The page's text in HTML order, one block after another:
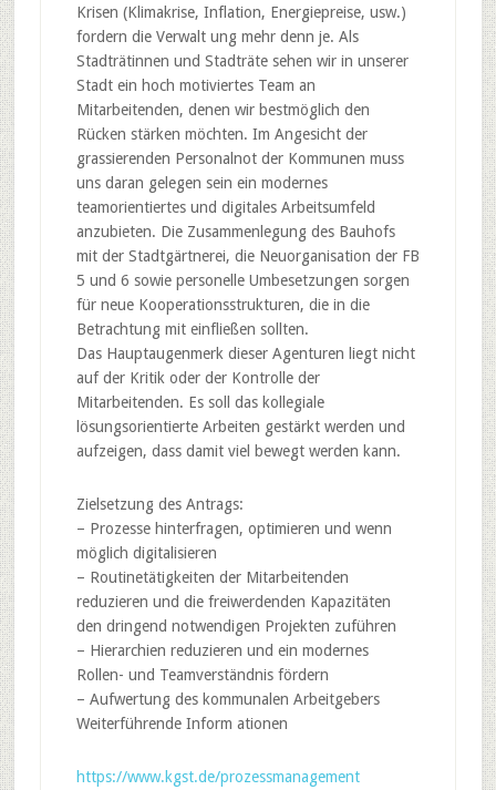
Krisen (Klimakrise, Inflation, Energiepreise, usw.)
fordern die Verwalt ung mehr denn je. Als
Stadträtinnen und Stadträte sehen wir in unserer
Stadt ein hoch motiviertes Team an
Mitarbeitenden, denen wir bestmöglich den
Rücken stärken möchten. Im Angesicht der
grassierenden Personalnot der Kommunen muss
uns daran gelegen sein ein modernes
teamorientiertes und digitales Arbeitsumfeld
anzubieten. Die Zusammenlegung des Bauhofs
mit der Stadtgärtnerei, die Neuorganisation der FB
5 und 6 sowie personelle Umbesetzungen sorgen
für neue Kooperationsstrukturen, die in die
Betrachtung mit einfließen sollten.
Das Hauptaugenmerk dieser Agenturen liegt nicht
auf der Kritik oder der Kontrolle der
Mitarbeitenden. Es soll das kollegiale
lösungsorientierte Arbeiten gestärkt werden und
aufzeigen, dass damit viel bewegt werden kann.
Zielsetzung des Antrags:
– Prozesse hinterfragen, optimieren und wenn
möglich digitalisieren
– Routinetätigkeiten der Mitarbeitenden
reduzieren und die freiwerdenden Kapazitäten
den dringend notwendigen Projekten zuführen
– Hierarchien reduzieren und ein modernes
Rollen- und Teamverständnis fördern
– Aufwertung des kommunalen Arbeitgebers
Weiterführende Inform ationen
https://www.kgst.de/prozessmanagement